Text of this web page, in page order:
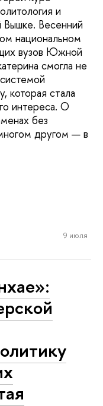
и
Вышке. Весенний
национальном
вузов Южной
смогла не
которая стала
интереса. О
без
другом — в
9 июля